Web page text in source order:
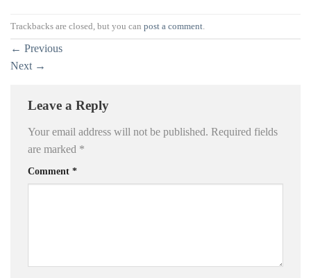
Trackbacks are closed, but you can post a comment
← Previous
Next →
Leave a Reply
Your email address will not be published. Required fields
are marked *
Comment *